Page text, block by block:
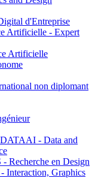
d'Entreprise
Artificielle - Expert
Artificielle
non diplomant
- Data and
Recherche en Design
Graphics